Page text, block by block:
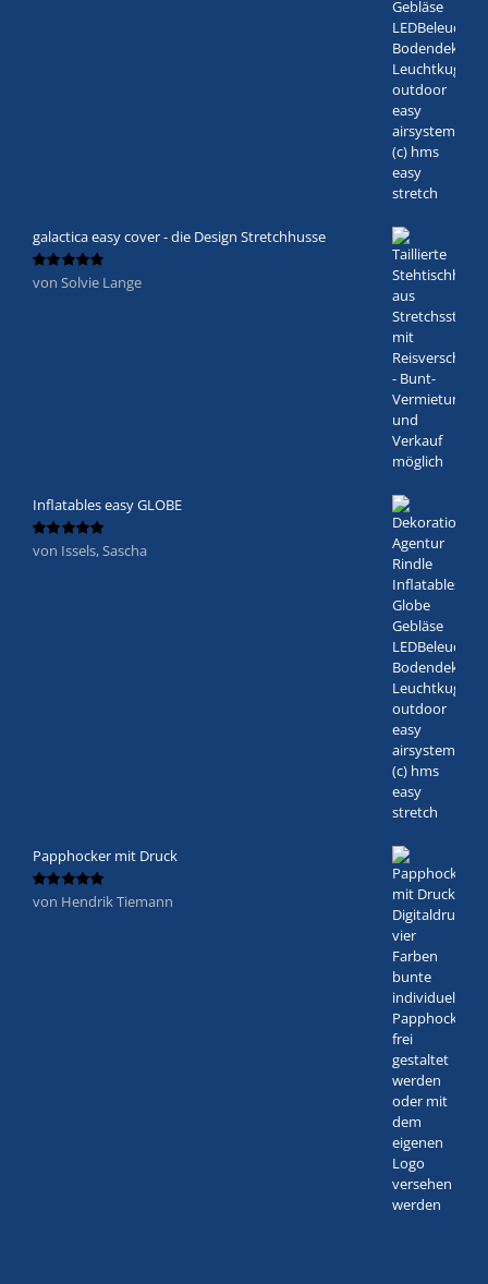
galactica easy cover - die Design Stretchhusse
Bewertet
von Solvie Lange
Inflatables easy GLOBE
Bewertet
von Issels, Sascha
Papphocker mit Druck
Bewertet
von Hendrik Tiemann